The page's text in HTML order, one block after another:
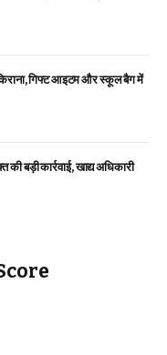
गिफ्ट आइटम और स्कूल बैग में
बड़ी कार्रवाई, खाद्य अधिकारी